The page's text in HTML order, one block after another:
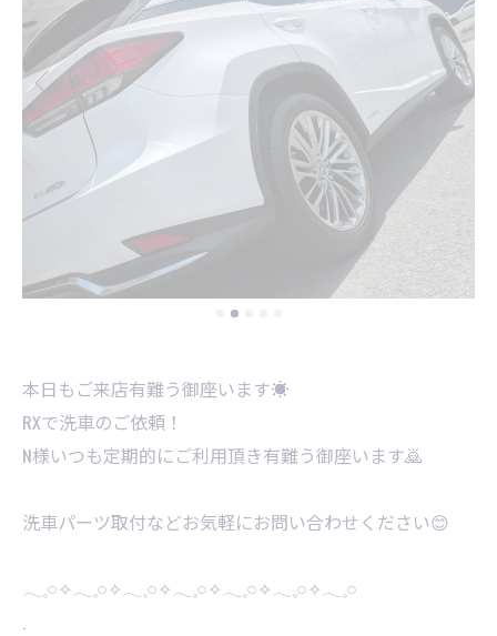
本日もご来店有難う御座います☀
RXで洗車のご依頼！
N様いつも定期的にご利用頂き有難う御座います🙇
洗車パーツ取付などお気軽にお問い合わせください😊
𓂃𓈒𓏸✧︎𓂃𓈒𓏸✧︎𓂃𓈒𓏸✧︎𓂃𓈒𓏸✧︎𓂃𓈒𓏸✧︎𓂃𓈒𓏸✧︎𓂃𓈒𓏸
.